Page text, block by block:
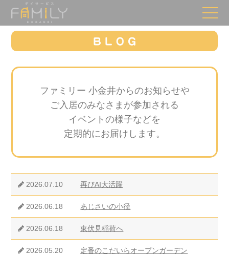
ファミリー 小金井からのお知らせや
ご入居のみなさまが参加される
イベントの様子などを
定期的にお届けします。
2026.07.10 再びAI大活躍
2026.06.18 あじさいの小径
2026.06.18 東伏見稲荷へ
2026.05.20 定番のこだいらオープンガーデン